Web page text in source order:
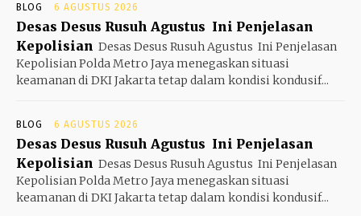
BLOG 6 AGUSTUS 2026
Desas Desus Rusuh Agustus Ini Penjelasan
Kepolisian Desas Desus Rusuh Agustus Ini Penjelasan
Kepolisian Polda Metro Jaya menegaskan situasi
keamanan di DKI Jakarta tetap dalam kondisi kondusif...
BLOG 6 AGUSTUS 2026
Desas Desus Rusuh Agustus Ini Penjelasan
Kepolisian Desas Desus Rusuh Agustus Ini Penjelasan
Kepolisian Polda Metro Jaya menegaskan situasi
keamanan di DKI Jakarta tetap dalam kondisi kondusif...